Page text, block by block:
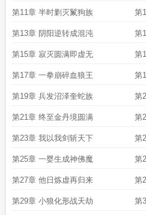
第11章 半时剿灭鬣狗族 第
第13章 阴阳逆转成混沌 第
第15章 寂灭圆满即虚无 第
第17章 一拳崩碎血狼王 第
第19章 兵发沼泽奎蛇族 第
第21章 终至金丹境圆满 第
第23章 我以我剑斩天下 第
第25章 一婴生成神佛魔 第
第27章 他日炼虚再归来 第
第29章 小狼化形战天劫 第